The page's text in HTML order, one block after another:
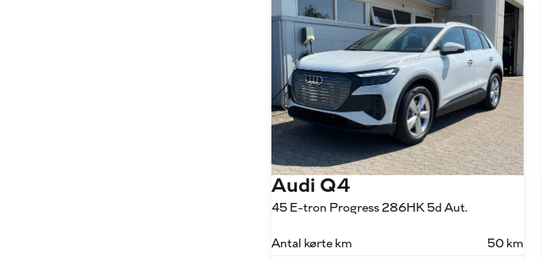
Audi Q4
45 E-tron Progress 286HK 5d Aut.
Antal kørte km
50 km